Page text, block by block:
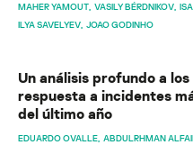
MAHER YAMOUT VASILY BÉRDNIKOV
ILYA SAVELYEV JOAO GODINHO
Un análisis profundo a
respuesta a incidentes
del último año
EDUARDO OVALLE ABDULRHMAN